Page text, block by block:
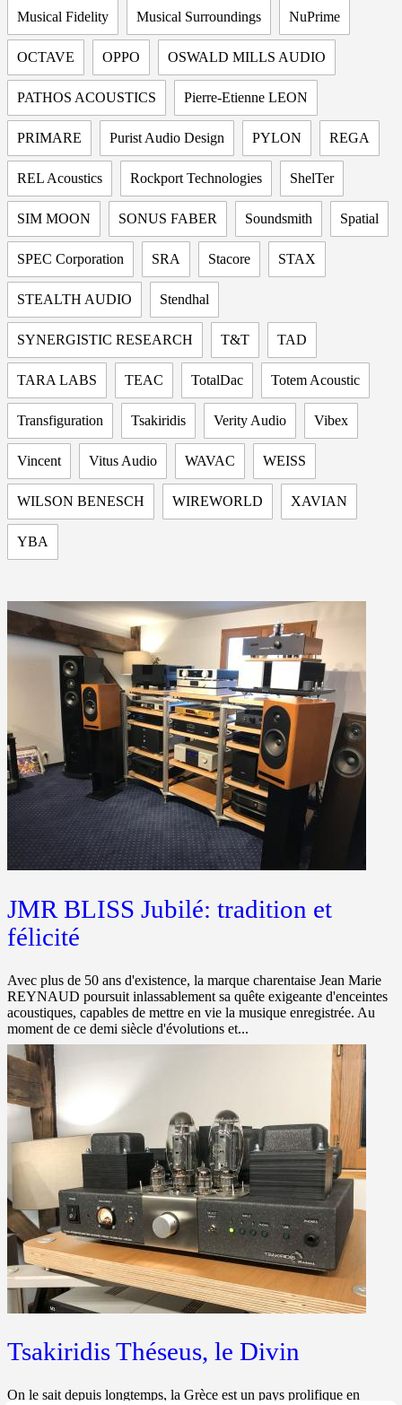
Musical Fidelity Musical Surroundings NuPrime
OCTAVE OPPO OSWALD MILLS AUDIO
PATHOS ACOUSTICS Pierre-Etienne LEON
PRIMARE Purist Audio Design PYLON REGA
REL Acoustics Rockport Technologies ShelTer
SIM MOON SONUS FABER Soundsmith Spatial
SPEC Corporation SRA Stacore STAX
STEALTH AUDIO Stendhal
SYNERGISTIC RESEARCH T&T TAD
TARA LABS TEAC TotalDac Totem Acoustic
Transfiguration Tsakiridis Verity Audio Vibex
Vincent Vitus Audio WAVAC WEISS
WILSON BENESCH WIREWORLD XAVIAN
YBA
JMR BLISS Jubilé: tradition et
félicité
Avec plus de 50 ans d'existence, la marque charentaise Jean Marie
REYNAUD poursuit inlassablement sa quête exigeante d'enceintes
acoustiques, capables de mettre en vie la musique enregistrée. Au
moment de ce demi siècle d'évolutions et...
Tsakiridis Théseus, le Divin
On le sait depuis longtemps, la Grèce est un pays prolifique en